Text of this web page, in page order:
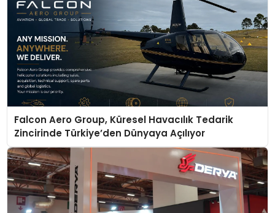
Falcon Aero Group, Küresel Havacılık Tedarik
Zincirinde Türkiye’den Dünyaya Açılıyor